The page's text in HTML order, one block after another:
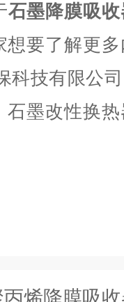
石墨降膜吸
想要了解更
科技有限公
石墨改性换
丙烯降膜吸